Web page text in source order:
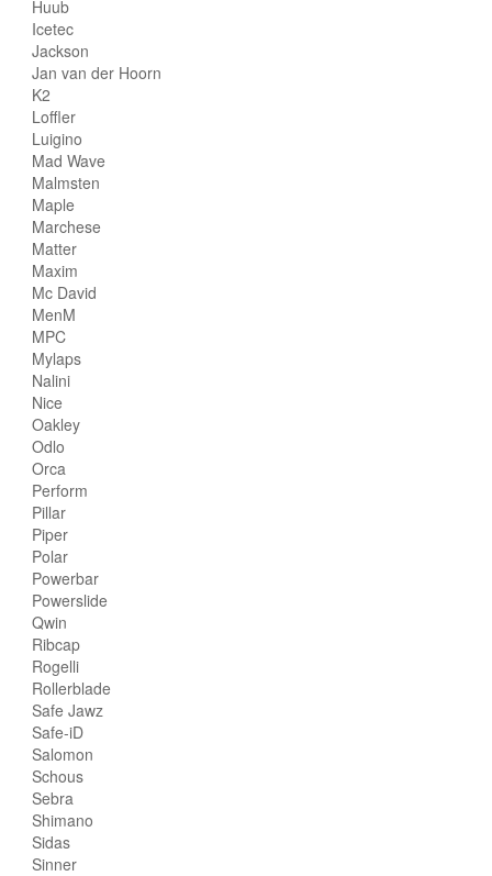
Huub
Icetec
Jackson
Jan van der Hoorn
K2
Loffler
Luigino
Mad Wave
Malmsten
Maple
Marchese
Matter
Maxim
Mc David
MenM
MPC
Mylaps
Nalini
Nice
Oakley
Odlo
Orca
Perform
Pillar
Piper
Polar
Powerbar
Powerslide
Qwin
Ribcap
Rogelli
Rollerblade
Safe Jawz
Safe-iD
Salomon
Schous
Sebra
Shimano
Sidas
Sinner